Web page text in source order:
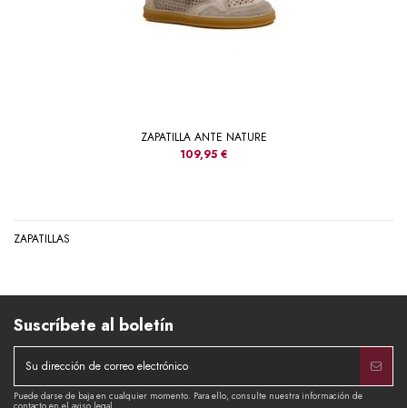
ZAPATILLA ANTE NATURE
109,95 €
ZAPATILLAS
Suscríbete al boletín
Puede darse de baja en cualquier momento. Para ello, consulte nuestra información de